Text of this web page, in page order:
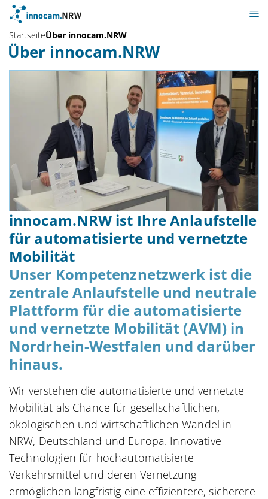
StartseiteÜber innocam.NRW
Über innocam.NRW
innocam.NRW ist Ihre Anlaufstelle
für automatisierte und vernetzte
Mobilität
Unser Kompetenznetzwerk ist die
zentrale Anlaufstelle und neutrale
Plattform für die automatisierte
und vernetzte Mobilität (AVM) in
Nordrhein-Westfalen und darüber
hinaus.
Wir verstehen die automatisierte und vernetzte
Mobilität als Chance für gesellschaftlichen,
ökologischen und wirtschaftlichen Wandel in
NRW, Deutschland und Europa. Innovative
Technologien für hochautomatisierte
Verkehrsmittel und deren Vernetzung
ermöglichen langfristig eine effizientere, sicherere